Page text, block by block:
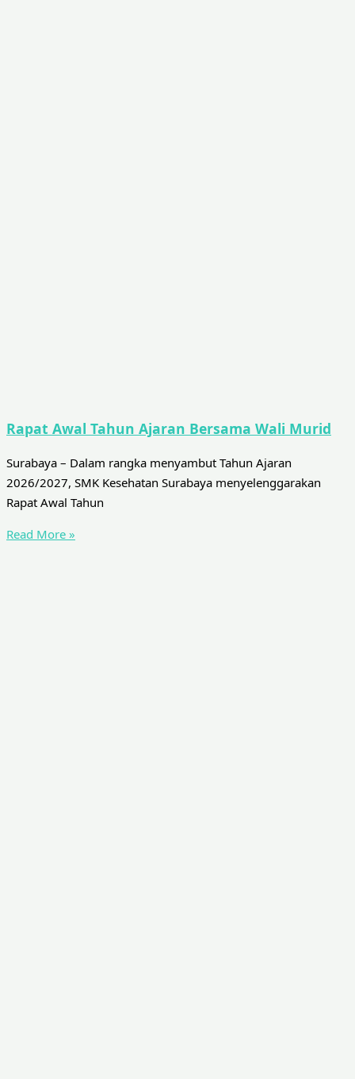
Rapat Awal Tahun Ajaran Bersama Wali Murid
Surabaya – Dalam rangka menyambut Tahun Ajaran
2026/2027, SMK Kesehatan Surabaya menyelenggarakan
Rapat Awal Tahun
Read More »